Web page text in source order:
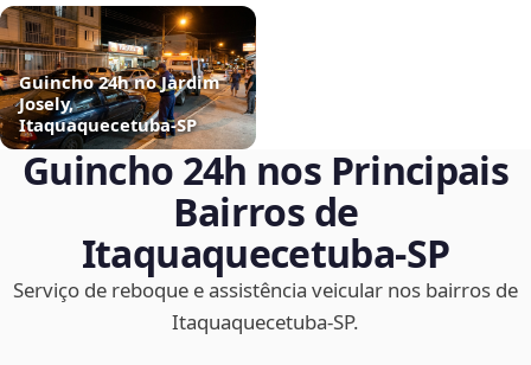
Guincho 24h no Jardim
Josely,
Itaquaquecetuba‑SP
Guincho 24h nos Principais
Bairros de
Itaquaquecetuba‑SP
Serviço de reboque e assistência veicular nos bairros de
Itaquaquecetuba‑SP.